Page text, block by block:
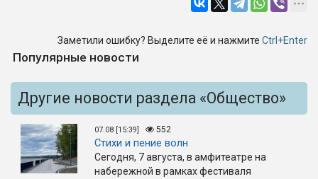
Заметили ошибку? Выделите её и нажмите Ctrl+Enter
Популярные новости
Другие новости раздела «Общество»
07.08 [15:39] 552
Стихи и пение волн
Сегодня, 7 августа, в амфитеатре на
набережной в рамках фестиваля